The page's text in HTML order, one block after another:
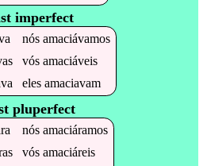
imperfect
nós amaciávamos
vós amaciáveis
eles amaciavam
pluperfect
nós amaciáramos
vós amaciáreis